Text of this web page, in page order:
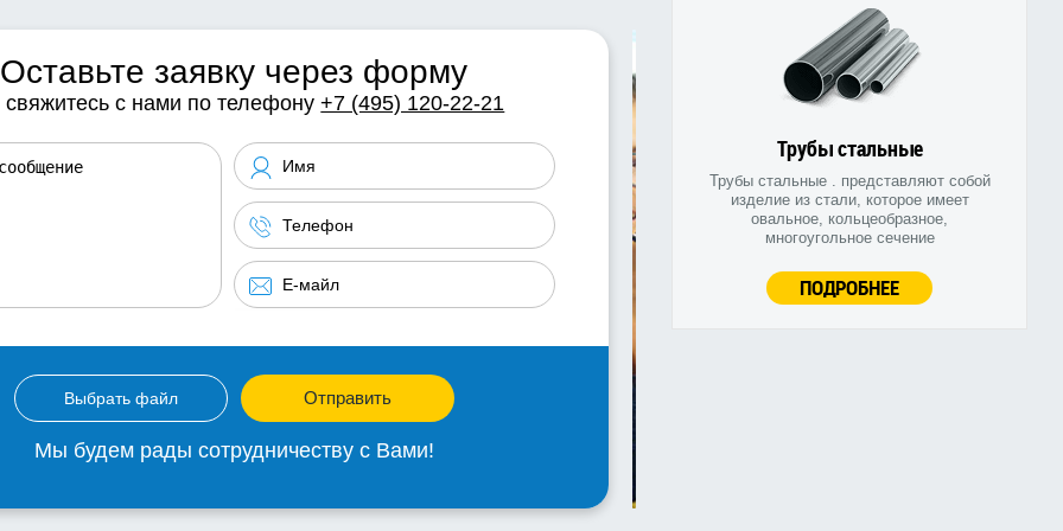
Трубы стальные
Трубы стальные . представляют собой
изделие из стали, которое имеет
овальное, кольцеобразное,
многоугольное сечение
ПОДРОБНЕЕ
Оставьте заявку через форму
свяжитесь с нами по телефону+7 (495) 120-22-21
Выбрать файл Отправить
Мы будем рады сотрудничеству с Вами!